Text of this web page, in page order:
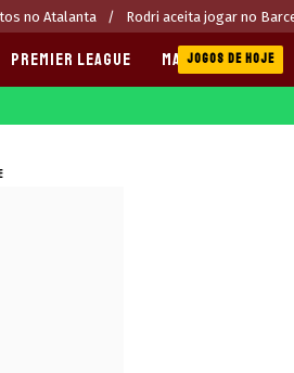
no Atalanta Rodri aceita jogar no
PREMIER LEAGUE MANCHESTER CITY
JOGOS DE HOJE